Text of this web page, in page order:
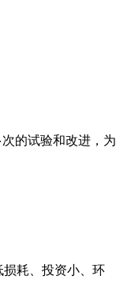
的试验和改进，为
耗、投资小、环